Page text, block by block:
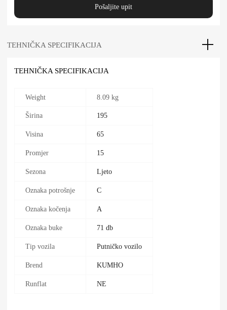
Pošaljite upit
TEHNIČKA SPECIFIKACIJA
TEHNIČKA SPECIFIKACIJA
Weight 8.09 kg
Širina 195
Visina 65
Promjer 15
Sezona Ljeto
Oznaka potrošnje C
Oznaka kočenja A
Oznaka buke 71 db
Tip vozila Putničko vozilo
Brend KUMHO
Runflat NE